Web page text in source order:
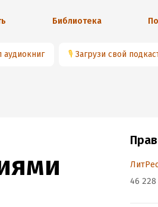
Библиотека
аудиокниг 🎙 Загрузи свой
46 228